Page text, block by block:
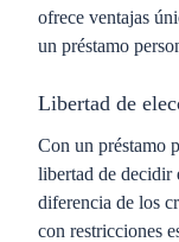
ofrece ventajas
un préstamo
Libertad de
Con un préstamo
libertad de decidir
diferencia de los
con restricciones